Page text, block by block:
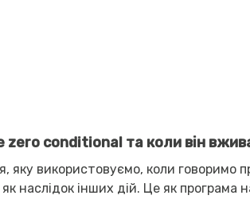
zero conditional та коли він
використовуємо, коли говоримо
як наслідок інших дій. Це як